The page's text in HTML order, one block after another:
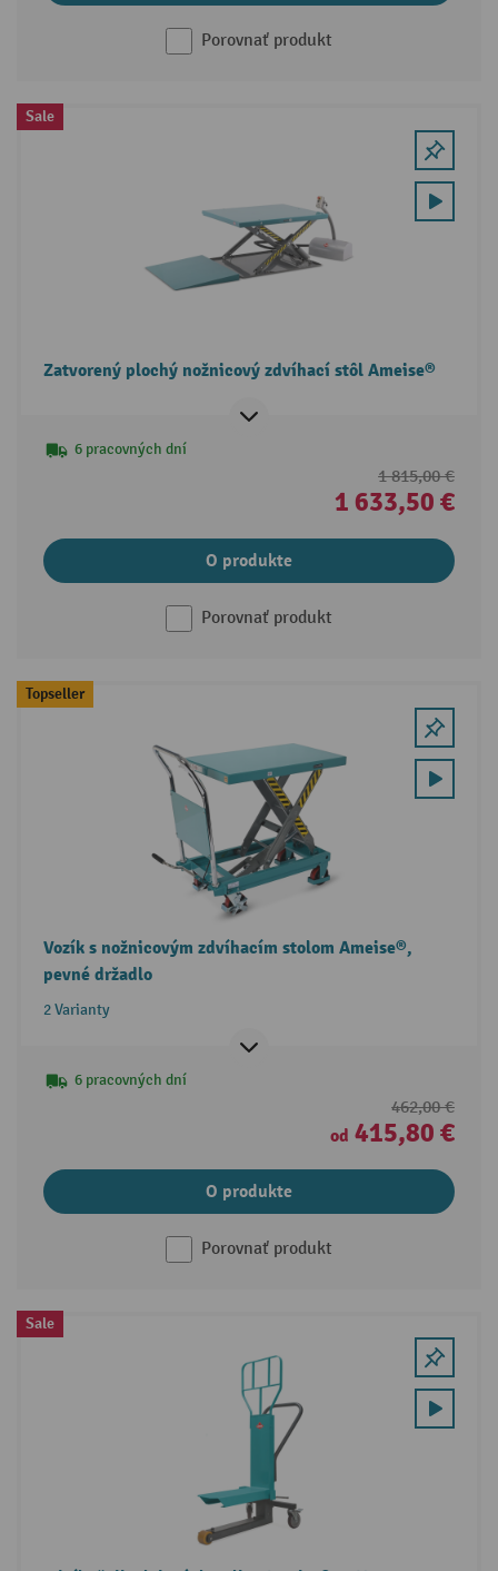
Porovnať produkt
Sale
Zatvorený plochý nožnicový zdvíhací stôl Ameise®
6 pracovných dní
1 815,00 €
1 633,50 €
O produkte
Porovnať produkt
Topseller
Vozík s nožnicovým zdvíhacím stolom Ameise®,
pevné držadlo
2 Varianty
6 pracovných dní
462,00 €
od 415,80 €
O produkte
Porovnať produkt
Sale